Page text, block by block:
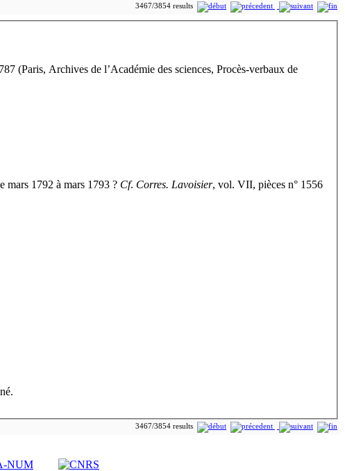
3467/3854 results
(Paris, Archives de l’Académie des sciences, Procès-verbaux de
mars 1792 à mars 1793 ? Cf. Corres. Lavoisier, vol. VII, pièces n° 1556
3467/3854 results